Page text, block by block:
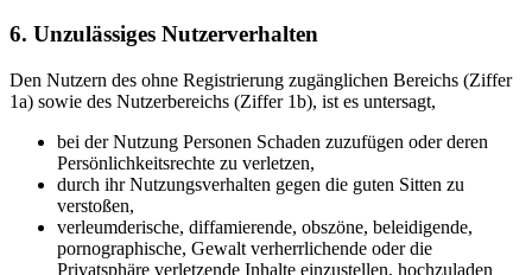
6. Unzulässiges Nutzerverhalten
Den Nutzern des ohne Registrierung zugänglichen Bereichs (Ziffer
1a) sowie des Nutzerbereichs (Ziffer 1b), ist es untersagt,
bei der Nutzung Personen Schaden zuzufügen oder deren
Persönlichkeitsrechte zu verletzen,
durch ihr Nutzungsverhalten gegen die guten Sitten zu
verstoßen,
verleumderische, diffamierende, obszöne, beleidigende,
pornographische, Gewalt verherrlichende oder die
Privatsphäre verletzende Inhalte einzustellen, hochzuladen